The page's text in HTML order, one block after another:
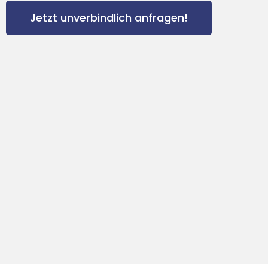
Jetzt unverbindlich anfragen!